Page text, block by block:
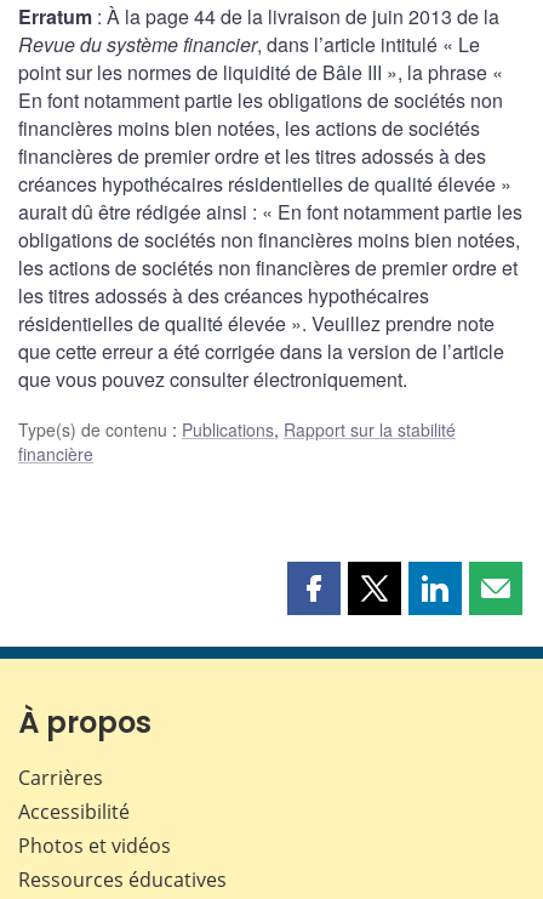
Erratum : À la page 44 de la livraison de juin 2013 de la
Revue du système financier, dans l’article intitulé « Le
point sur les normes de liquidité de Bâle III », la phrase «
En font notamment partie les obligations de sociétés non
financières moins bien notées, les actions de sociétés
financières de premier ordre et les titres adossés à des
créances hypothécaires résidentielles de qualité élevée »
aurait dû être rédigée ainsi : « En font notamment partie les
obligations de sociétés non financières moins bien notées,
les actions de sociétés non financières de premier ordre et
les titres adossés à des créances hypothécaires
résidentielles de qualité élevée ». Veuillez prendre note
que cette erreur a été corrigée dans la version de l’article
que vous pouvez consulter électroniquement.
Type(s) de contenu : Publications, Rapport sur la stabilité
financière
Partager
page
Partager
page
Partager
page page
À propos
Carrières
Accessibilité
Photos et vidéos
Ressources éducatives